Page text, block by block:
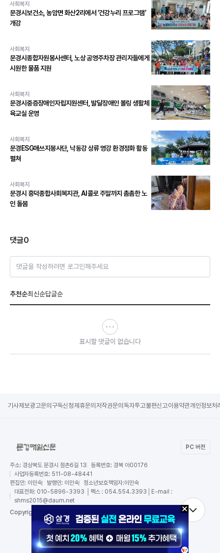
사회복지
문경시보건소, 농암면 화산2리에서 ‘건강누리 프로그램’
개강
사회복지
문경시종합자원봉사센터, 노상 공영주차장 관리자들에게
시원한 물품 지원
사회복지
문경시중증장애인자립지원센터, 발달장애인 볼링 생활체
육교실 운영
사회복지
문경ESG애쓰지봉사단, 낙동강 상류 영강 환경정화 활동
펼쳐
사회복지
문경시 흥덕종합사회복지관, AI콜로 주말까지 촘촘한 노
인 돌봄
댓글0
댓글을 작성하려면 로그인해주세요
추천순최신순답글순
표시할 댓글이 없습니다
기사제보광고문의 구독신청제휴문의 저작권문의 독자투고불편신고이용약관개인정보처
PC 버전
주소: 경상북도 문경시 점촌6길 13 등록번호: 경북 아00176
사업자등록번호: 511-08-48441
편집인: 이민숙 발행인: 이민숙 청소년보호책임자:이민숙
대표전화: 010-5896-3393 │팩스 : 054.554.3393│E-mail :
shms2015@daum.net
Copyright by 문경매일신문,